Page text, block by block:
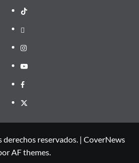
TikTok
threads
Instagram
Youtube
Facebook
X
reservados. | CoverNews
AF themes.